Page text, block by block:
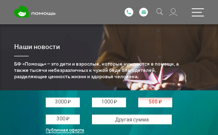
Наши новости
БФ «Помощь» – это дети и взрослые, которые нуждаются в помощи, а
также тысячи небезразличных к чужой беде благодетелей,
разделяющие ценность жизни и здоровья человека.
3000 ₽ 1000 ₽ 500 ₽
300 ₽ Введите другую сумму
Публичная оферта